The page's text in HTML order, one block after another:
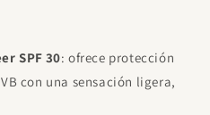
SPF 30: ofrece protección
con una sensación ligera,